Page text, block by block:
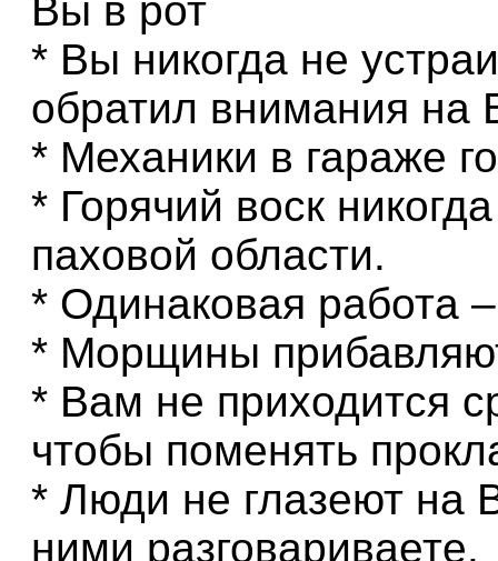
Вы в рот
* Вы никогда не
обратил внимания на
* Механики в гараже
* Горячий воск
паховой области.
* Одинаковая работа
* Морщины
* Вам не приходится
чтобы поменять
* Люди не глазеют на
ними разговариваете.